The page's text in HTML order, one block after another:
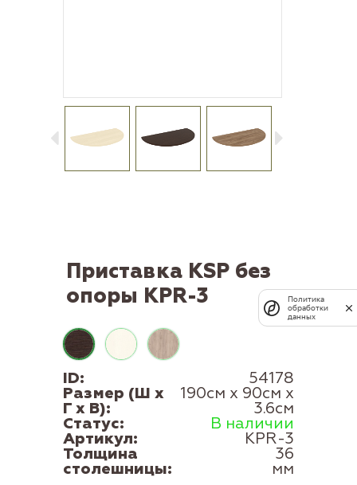
Приставка KSP без
опоры KPR-3
ID: 54178
Размер (Ш x
Г x В):
190см x 90см x
3.6см
Статус: В наличии
Артикул: KPR-3
Толщина
столешницы:
36
мм
Политика
обработки
данных